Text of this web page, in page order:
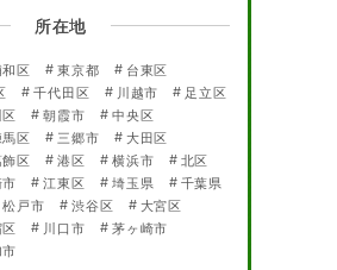
所在地
和区 東京都
台東区
千代田区 川越市
足立区
朝霞市
中央区
馬区 三郷市
大田区
飾区 港区 横浜市
北区
市 江東区 埼玉県
千葉県
松戸市 渋谷区
大宮区
川口市
茅ヶ崎市